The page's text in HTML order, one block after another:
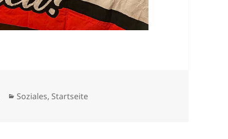
Kategorien
Soziales, Startseite